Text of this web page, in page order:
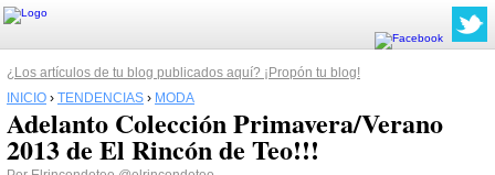
¿Los artículos de tu blog publicados aquí? ¡Propón tu blog!
INICIO › TENDENCIAS › MODA
Adelanto Colección Primavera/Verano
2013 de El Rincón de Teo!!!